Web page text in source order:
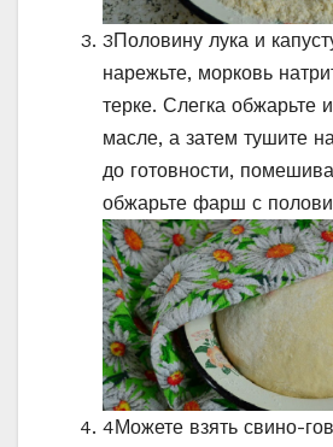
3Половину лука и
нарежьте, морковь
терке. Слегка обжарьте
масле, а затем тушите
до готовности,
обжарьте фарш с
4Можете взять свино-